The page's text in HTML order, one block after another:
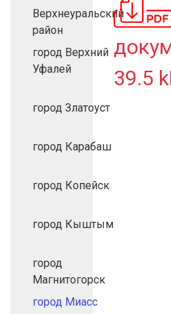
Верхнеуральский
район
город Верхний
Уфалей
город Златоуст
город Карабаш
город Копейск
город Кыштым
город
Магнитогорск
город Миасс
39.5